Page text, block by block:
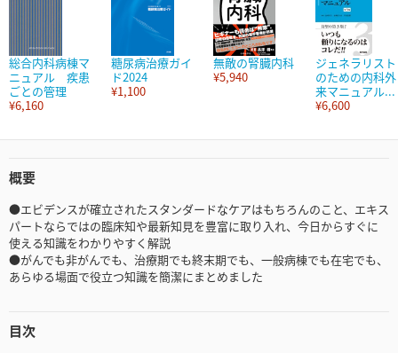
総合内科病棟マ
ニュアル 疾患
ごとの管理
¥6,160
糖尿病治療ガイ
ド2024
¥1,100
無敵の腎臓内科
¥5,940
ジェネラリスト
のための内科外
来マニュアル...
¥6,600
概要
●エビデンスが確立されたスタンダードなケアはもちろんのこと、エキス
パートならではの臨床知や最新知見を豊富に取り入れ、今日からすぐに
使える知識をわかりやすく解説
●がんでも非がんでも、治療期でも終末期でも、一般病棟でも在宅でも、
あらゆる場面で役立つ知識を簡潔にまとめました
目次